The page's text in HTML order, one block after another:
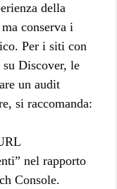
della
conserva i
Per i siti con
Discover, le
un audit
si raccomanda:
nel rapporto
Console.